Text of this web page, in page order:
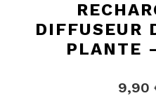
DIFFUSEUR
PLANTE
9,90